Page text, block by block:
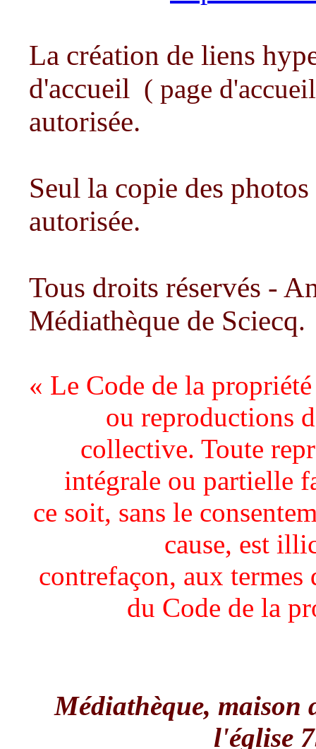
La création de liens
d'accueil ( page
autorisée.
Seul la copie des
autorisée.
Tous droits réservés -
Médiathèque de Sciecq.
« Le Code de la
ou reproductions
collective. Toute
intégrale ou partielle
ce soit, sans le
cause, est
contrefaçon, aux
du Code de la
Médiathèque, maison
l'église